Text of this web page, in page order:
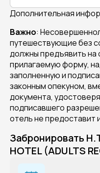
Дополнительная
Важно:
путешествующие без
должны предъявить на
прилагаемую форму,
заполненную и
законным опекуном,
документа,
подписавшего
отель не предоставит
Забронировать
HOTEL (ADULTS